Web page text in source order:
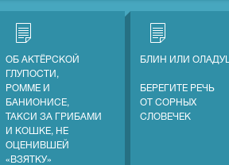
ОБ АКТЁРСКОЙ
ГЛУПОСТИ,
РОММЕ И
БАНИОНИСЕ,
ТАКСИ ЗА ГРИБАМИ
И КОШКЕ, НЕ
ОЦЕНИВШЕЙ
«ВЗЯТКУ»
БЛИН ИЛИ
БЕРЕГИТЕ РЕЧЬ
ОТ СОРНЫХ
СЛОВЕЧЕК